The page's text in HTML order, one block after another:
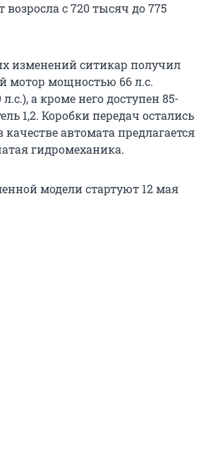
возросла с 720 тысяч до 775
изменений ситикар получил
мотор мощностью 66 л.с.
а кроме него доступен 85-
1,2. Коробки передач остались
автомата предлагается
гидромеханика.
модели стартуют 12 мая